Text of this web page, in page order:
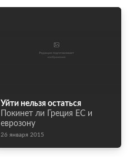
Уйти нельзя остаться
Покинет ли Греция ЕС и
еврозону
26 января 2015